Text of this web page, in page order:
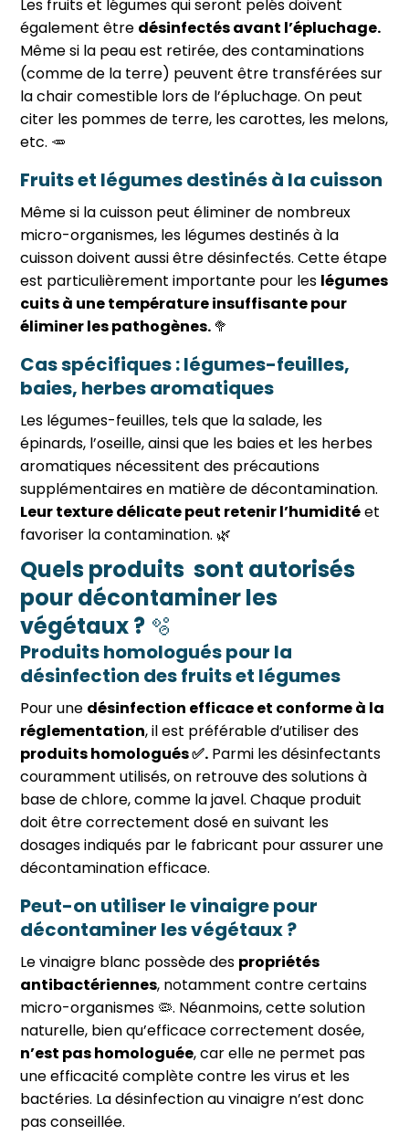
Les fruits et légumes qui seront pelés doivent
également être désinfectés avant l’épluchage.
Même si la peau est retirée, des contaminations
(comme de la terre) peuvent être transférées sur
la chair comestible lors de l’épluchage. On peut
citer les pommes de terre, les carottes, les melons,
etc. 🥕
Fruits et légumes destinés à la cuisson
Même si la cuisson peut éliminer de nombreux
micro-organismes, les légumes destinés à la
cuisson doivent aussi être désinfectés. Cette étape
est particulièrement importante pour les légumes
cuits à une température insuffisante pour
éliminer les pathogènes. 🥦
Cas spécifiques : légumes-feuilles,
baies, herbes aromatiques
Les légumes-feuilles, tels que la salade, les
épinards, l’oseille, ainsi que les baies et les herbes
aromatiques nécessitent des précautions
supplémentaires en matière de décontamination.
Leur texture délicate peut retenir l’humiditéet
favoriser la contamination. 🌿
Quels produits sont autorisés
pour décontaminer les
végétaux ? 🫧
Produits homologués pour la
désinfection des fruits et légumes
Pour une désinfection efficace et conforme à la
réglementation, il est préférable d’utiliser des
produits homologués ✅. Parmi les désinfectants
couramment utilisés, on retrouve des solutions à
base de chlore, comme la javel. Chaque produit
doit être correctement dosé en suivant les
dosages indiqués par le fabricant pour assurer une
décontamination efficace.
Peut-on utiliser le vinaigre pour
décontaminer les végétaux ?
Le vinaigre blanc possède des propriétés
antibactériennes, notamment contre certains
micro-organismes 🦠. Néanmoins, cette solution
naturelle, bien qu’efficace correctement dosée,
n’est pas homologuée, car elle ne permet pas
une efficacité complète contre les virus et les
bactéries. La désinfection au vinaigre n’est donc
pas conseillée.